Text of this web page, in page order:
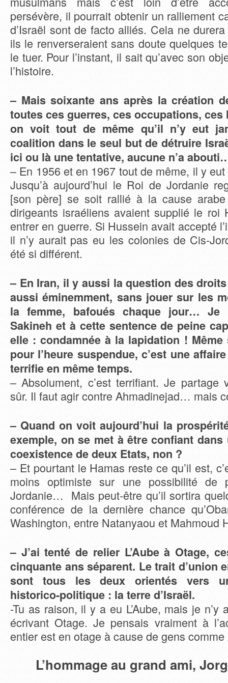
persévère, il pourrait obtenir un ralliement
d’Israël sont de facto alliés. Cela ne
ils le renverseraient sans doute quelques
le tuer. Pour l’instant, il sait qu’avec son
l’histoire.
– Mais soixante ans après la création
toutes ces guerres, ces occupations, ces
on voit tout de même qu’il n’y eut
coalition dans le seul but de détruire
ici ou là une tentative, aucune n’a
– En 1956 et en 1967 tout de même, il y
Jusqu’à aujourd’hui le Roi de Jordanie
[son père] se soit rallié à la cause
dirigeants israéliens avaient supplié le roi
entrer en guerre. Si Hussein avait accepté
il n’y aurait pas eu les colonies de Cis-
été si différent.
– En Iran, il y aussi la question des
aussi éminemment, sans jouer sur les
la femme, bafoués chaque jour… Je
Sakineh et à cette sentence de peine
elle : condamnée à la lapidation !
pour l’heure suspendue, c’est une
terrifie en même temps.
– Absolument, c’est terrifiant. Je
sûr. Il faut agir contre Ahmadinejad… mais
– Quand on voit aujourd’hui la
exemple, on se met à être confiant
coexistence de deux Etats, non ?
– Et pourtant le Hamas reste ce qu’il est,
moins optimiste sur une possibilité
Jordanie… Mais peut-être qu’il sortira
conférence de la dernière chance
Washington, entre Natanyaou et Mahmoud
– J’ai tenté de relier L’Aube à Otage,
cinquante ans séparent. Le trait d’union
sont tous les deux orientés vers
historico-politique : la terre d’Israël.
-Tu as raison, il y a eu L’Aube, mais je n’y
écrivant Otage. Je pensais vraiment à
entier est en otage à cause de gens
L’hommage au grand ami,